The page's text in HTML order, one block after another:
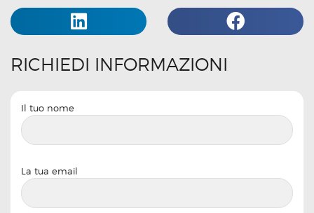
RICHIEDI INFORMAZIONI
Il tuo nome
La tua email